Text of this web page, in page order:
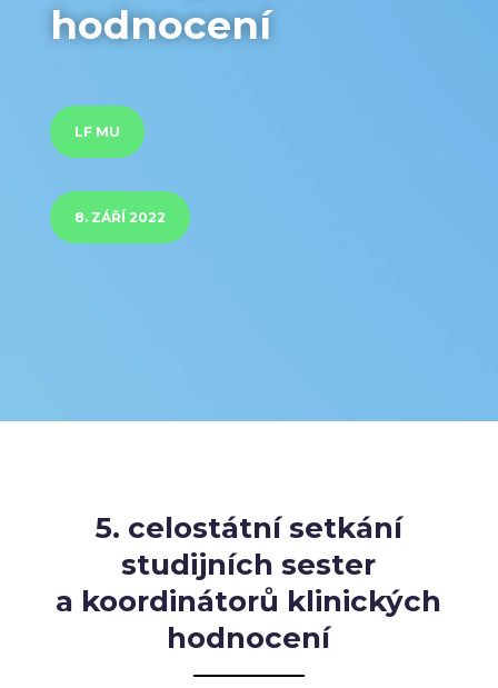
hodnocení
LF MU
8. ZÁŘÍ 2022
5. celostátní setkání
studijních sester
a koordinátorů klinických
hodnocení